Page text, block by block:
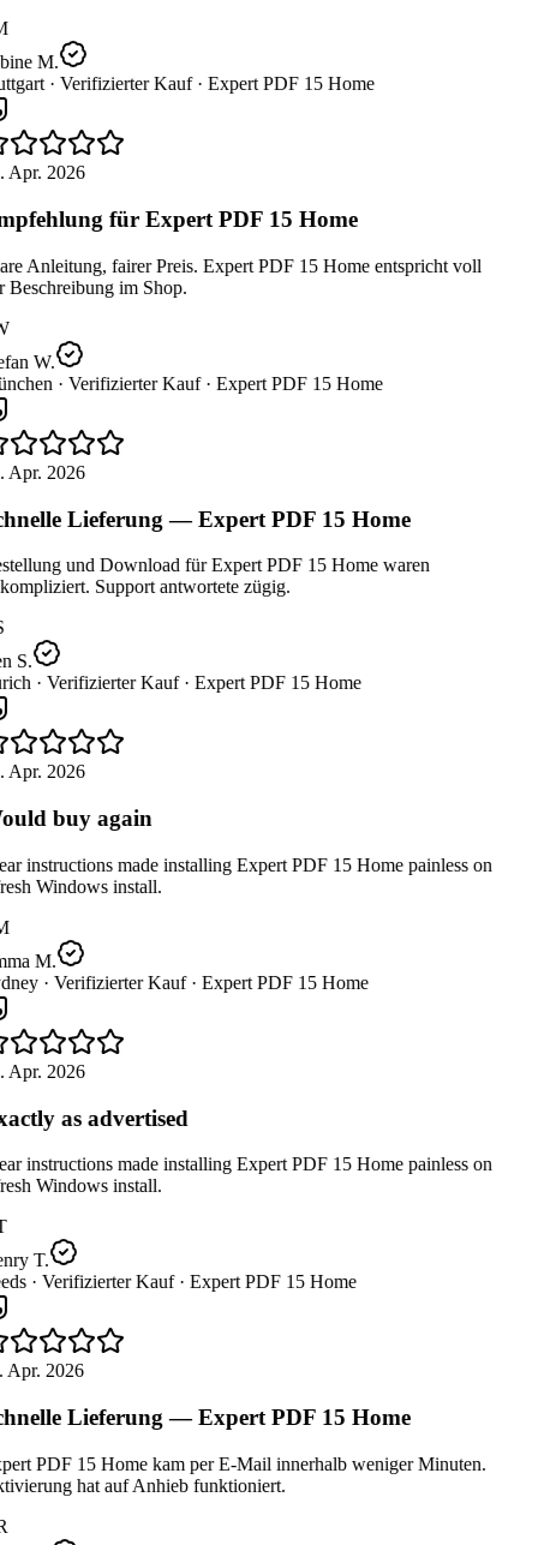
M.
· Verifizierter Kauf · Expert PDF 15 Home
Apr. 2026
für Expert PDF 15 Home
Anleitung, fairer Preis. Expert PDF 15 Home entspricht voll
Beschreibung im Shop.
W.
· Verifizierter Kauf · Expert PDF 15 Home
Apr. 2026
Lieferung — Expert PDF 15 Home
und Download für Expert PDF 15 Home waren
Support antwortete zügig.
S.
· Verifizierter Kauf · Expert PDF 15 Home
Apr. 2026
buy again
instructions made installing Expert PDF 15 Home painless on
Windows install.
M.
· Verifizierter Kauf · Expert PDF 15 Home
Apr. 2026
as advertised
instructions made installing Expert PDF 15 Home painless on
Windows install.
T.
· Verifizierter Kauf · Expert PDF 15 Home
Apr. 2026
Lieferung — Expert PDF 15 Home
PDF 15 Home kam per E-Mail innerhalb weniger Minuten.
hat auf Anhieb funktioniert.